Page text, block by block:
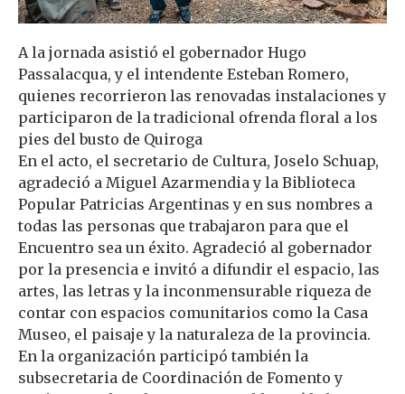
A la jornada asistió el gobernador Hugo
Passalacqua, y el intendente Esteban Romero,
quienes recorrieron las renovadas instalaciones y
participaron de la tradicional ofrenda floral a los
pies del busto de Quiroga
En el acto, el secretario de Cultura, Joselo Schuap,
agradeció a Miguel Azarmendia y la Biblioteca
Popular Patricias Argentinas y en sus nombres a
todas las personas que trabajaron para que el
Encuentro sea un éxito. Agradeció al gobernador
por la presencia e invitó a difundir el espacio, las
artes, las letras y la inconmensurable riqueza de
contar con espacios comunitarios como la Casa
Museo, el paisaje y la naturaleza de la provincia.
En la organización participó también la
subsecretaria de Coordinación de Fomento y